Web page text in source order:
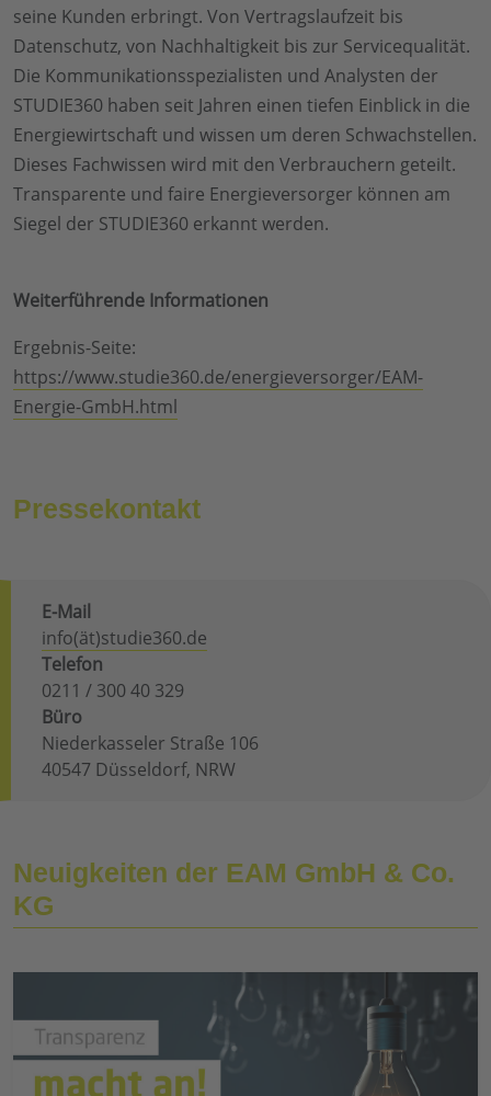
seine Kunden erbringt. Von Vertragslaufzeit bis
Datenschutz, von Nachhaltigkeit bis zur Servicequalität.
Die Kommunikationsspezialisten und Analysten der
STUDIE360 haben seit Jahren einen tiefen Einblick in die
Energiewirtschaft und wissen um deren Schwachstellen.
Dieses Fachwissen wird mit den Verbrauchern geteilt.
Transparente und faire Energieversorger können am
Siegel der STUDIE360 erkannt werden.
Weiterführende Informationen
Ergebnis-Seite:
https://www.studie360.de/energieversorger/EAM-
Energie-GmbH.html
Pressekontakt
E-Mail
info(ät)studie360.de
Telefon
0211 / 300 40 329
Büro
Niederkasseler Straße 106
40547 Düsseldorf, NRW
Neuigkeiten der EAM GmbH & Co.
KG